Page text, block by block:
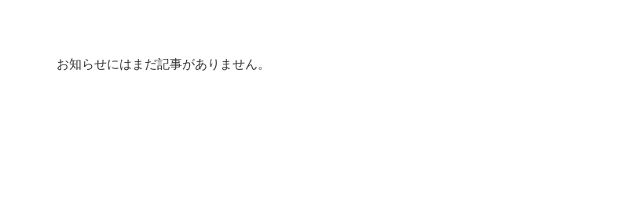
お知らせにはまだ記事がありません。